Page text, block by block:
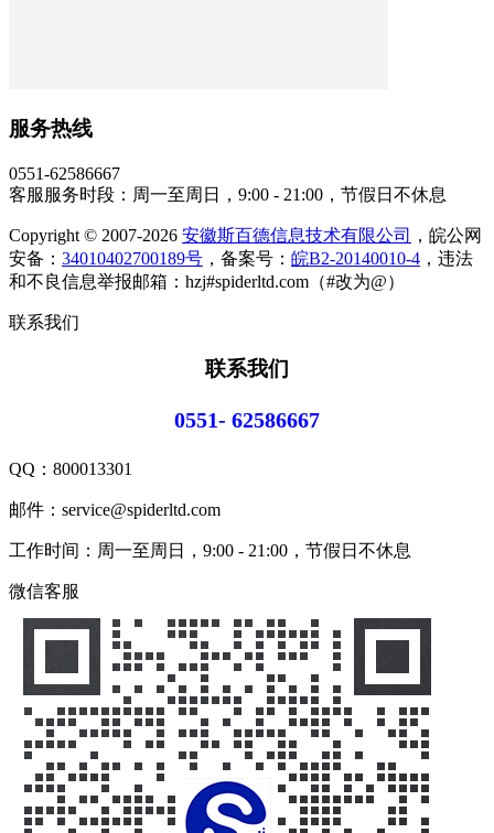
服务热线
0551-62586667
客服服务时段：周一至周日，9:00 - 21:00，节假日不休息
Copyright © 2007-2026 安徽斯百德信息技术有限公司
，皖公网
安备： 34010402700189号 ，备案号： 皖B2-20140010-4 ，违法
和不良信息举报邮箱：hzj#spiderltd.com（#改为@）
联系我们
联系我们
0551- 62586667
QQ： 800013301
邮件：service@spiderltd.com
工作时间：周一至周日，9:00 - 21:00，节假日不休息
微信客服